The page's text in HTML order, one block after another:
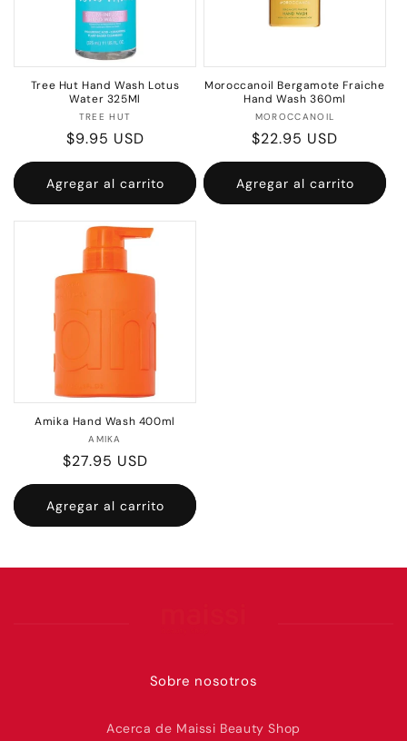
Tree Hut Hand Wash Lotus
Water 325Ml
Proveedor:
TREE HUT
Precio
habitual
$9.95 USD
Agregar al carrito
Moroccanoil Bergamote Fraiche
Hand Wash 360ml
Proveedor:
MOROCCANOIL
Precio
habitual
$22.95 USD
Agregar al carrito
Amika Hand Wash 400ml
Proveedor:
AMIKA
Precio
habitual
$27.95 USD
Agregar al carrito
Sobre nosotros
Acerca de Maissi Beauty Shop